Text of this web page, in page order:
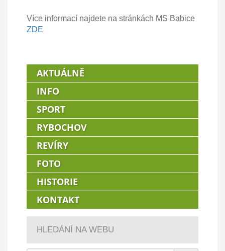
Více informací najdete na stránkách MS Babice
ZDE
AKTUÁLNĚ
INFO
SPORT
RYBOCHOV
REVÍRY
FOTO
HISTORIE
KONTAKT
HLEDÁNÍ NA WEBU